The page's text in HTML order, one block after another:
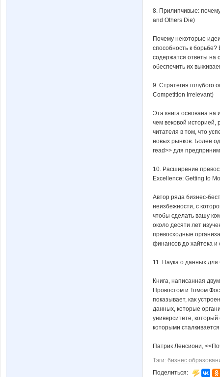
8. Прилипчивые:
and Others Die)
Почему некоторые
способность к
содержатся ответы на
обеспечить их
9. Стратегия голубого
Competition Irrelevant)
Эта книга основана на
чем вековой
читателя в том, что
новых рынков. Более
read>> для
10. Расширение
Excellence: Getting to
Автор ряда бизнес-
неизбежности, с
чтобы сделать вашу
около десяти лет
превосходные
финансов до хайтека и
11. Наука о данных
Книга, написанная
Провостом и Томом
показывает, как
данных, которые
университете,
которыми
Патрик Ленсиони,
Тэги: бизнес
Поделиться: